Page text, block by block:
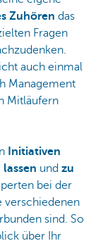
Zuhören das
Fragen
auch einmal
Management
Mitläufern
Initiativen
und zu
bei der
verschiedenen
sind. So
über Ihr